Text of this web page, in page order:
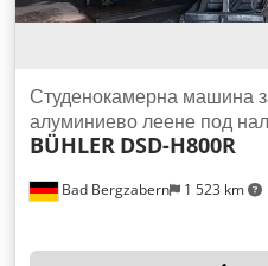
Bad Bergzabern 1 523 km
Студенокамерна машина
алуминиево леене под
BÜHLER DSD-H800R